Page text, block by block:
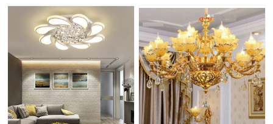
Bóng đèn: Bóng led tiết kiệm điện
Bảo hành: 2 năm
kiệm điện E27*8
Bảo hành: 2 năm